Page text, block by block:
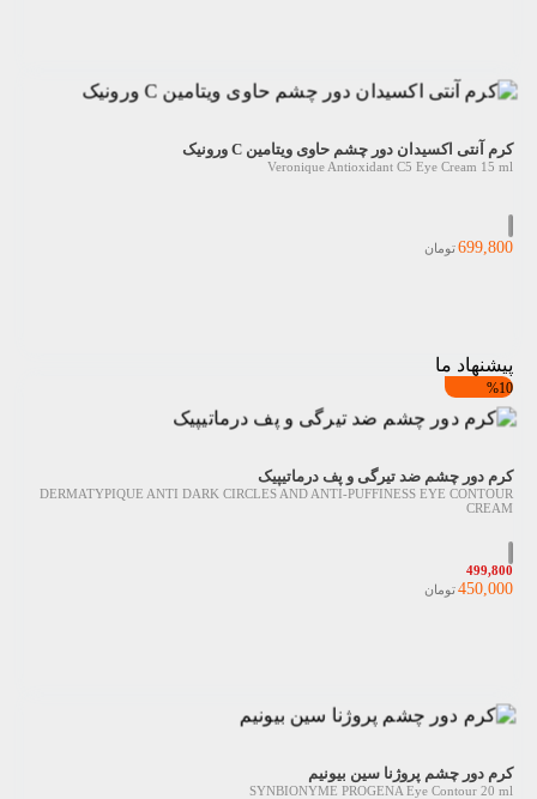
کرم آنتی اکسیدان دور چشم حاوی ویتامین C ورونیک
Veronique Antioxidant C5 Eye Cream 15 ml
699,800تومان
پیشنهاد ما
%10
کرم دور چشم ضد تیرگی و پف درماتیپیک
DERMATYPIQUE ANTI DARK CIRCLES AND ANTI-PUFFINESS EYE CONTOUR
CREAM
499,800
450,000تومان
کرم دور چشم پروژنا سین بیونیم
SYNBIONYME PROGENA Eye Contour 20 ml